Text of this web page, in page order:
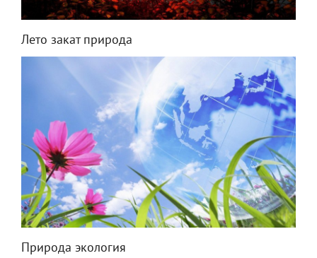
Лето закат природа
Природа экология